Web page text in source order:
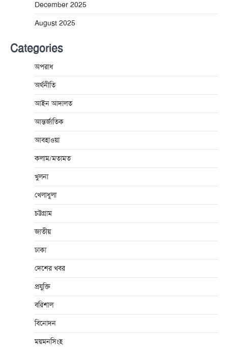
December 2025
August 2025
Categories
অপরাধ
অর্থনীতি
আইন আদালত
আন্তর্জাতিক
আবহাওয়া
কলাম/মতামত
খুলনা
খেলাধুলা
চট্টগ্রাম
জাতীয়
ঢাকা
দেশের খবর
প্রযুক্তি
বরিশাল
বিনোদন
ময়মনসিংহ